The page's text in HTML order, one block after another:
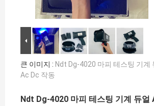
큰 이미지 : Ndt Dg-4020 마피 테스팅 기계
Ac Dc 작동
Ndt Dg-4020 마피 테스팅 기계 듀얼